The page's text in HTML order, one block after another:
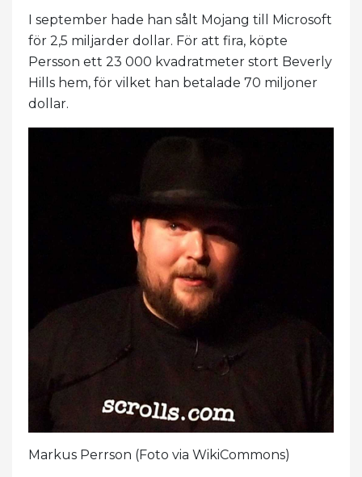
I september hade han sålt Mojang till Microsoft
för 2,5 miljarder dollar. För att fira, köpte
Persson ett 23 000 kvadratmeter stort Beverly
Hills hem, för vilket han betalade 70 miljoner
dollar.
Markus Perrson (Foto via WikiCommons)